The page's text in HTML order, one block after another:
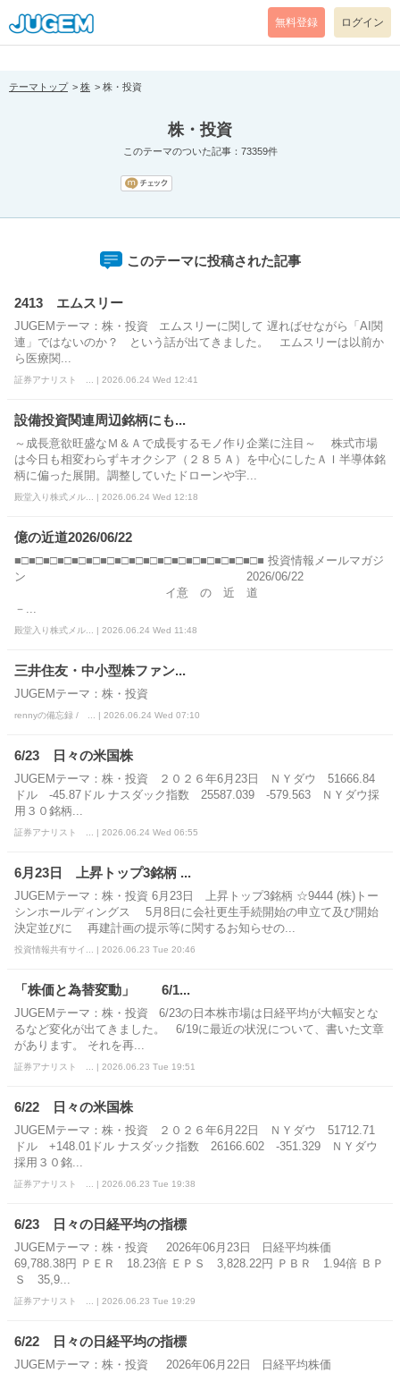
[pear_error: message="Success" code=0 mode=return level=notice
prefix="" info=""]
無料登録 ログイン
テーマトップ 株 株・投資
株・投資
このテーマのついた記事：73359件
このテーマに投稿された記事
2413 エムスリー
JUGEMテーマ：株・投資 エムスリーに関して 遅ればせながら「AI関
連」ではないのか？ という話が出てきました。 エムスリーは以前か
ら医療関...
証券アナリスト ... | 2026.06.24 Wed 12:41
設備投資関連周辺銘柄にも...
～成長意欲旺盛なＭ＆Ａで成長するモノ作り企業に注目～ 株式市場
は今日も相変わらずキオクシア（２８５Ａ）を中心にしたＡＩ半導体銘
柄に偏った展開。調整していたドローンや宇...
殿堂入り株式メル... | 2026.06.24 Wed 12:18
億の近道2026/06/22
■□■□■□■□■□■□■□■□■□■□■□■□■□■□■□■□■□■ 投資情報メールマガジ
ン 2026/06/22
イ意 の 近 道
－...
殿堂入り株式メル... | 2026.06.24 Wed 11:48
三井住友・中小型株ファン...
JUGEMテーマ：株・投資
rennyの備忘録 / ... | 2026.06.24 Wed 07:10
6/23 日々の米国株
JUGEMテーマ：株・投資 ２０２６年6月23日 ＮＹダウ 51666.84
ドル -45.87ドル ナスダック指数 25587.039 -579.563 ＮＹダウ採
用３０銘柄...
証券アナリスト ... | 2026.06.24 Wed 06:55
6月23日 上昇トップ3銘柄 ...
JUGEMテーマ：株・投資 6月23日 上昇トップ3銘柄 ☆9444 (株)トー
シンホールディングス 5月8日に会社更生手続開始の申立て及び開始
決定並びに 再建計画の提示等に関するお知らせの...
投資情報共有サイ... | 2026.06.23 Tue 20:46
「株価と為替変動」 6/1...
JUGEMテーマ：株・投資 6/23の日本株市場は日経平均が大幅安とな
るなど変化が出てきました。 6/19に最近の状況について、書いた文章
があります。 それを再...
証券アナリスト ... | 2026.06.23 Tue 19:51
6/22 日々の米国株
JUGEMテーマ：株・投資 ２０２６年6月22日 ＮＹダウ 51712.71
ドル +148.01ドル ナスダック指数 26166.602 -351.329 ＮＹダウ
採用３０銘...
証券アナリスト ... | 2026.06.23 Tue 19:38
6/23 日々の日経平均の指標
JUGEMテーマ：株・投資 2026年06月23日 日経平均株価
69,788.38円 ＰＥＲ 18.23倍 ＥＰＳ 3,828.22円 ＰＢＲ 1.94倍 ＢＰ
Ｓ 35,9...
証券アナリスト ... | 2026.06.23 Tue 19:29
6/22 日々の日経平均の指標
JUGEMテーマ：株・投資 2026年06月22日 日経平均株価